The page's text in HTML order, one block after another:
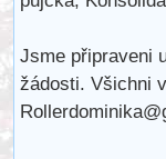
Jsme připraveni
žádosti. Všichni